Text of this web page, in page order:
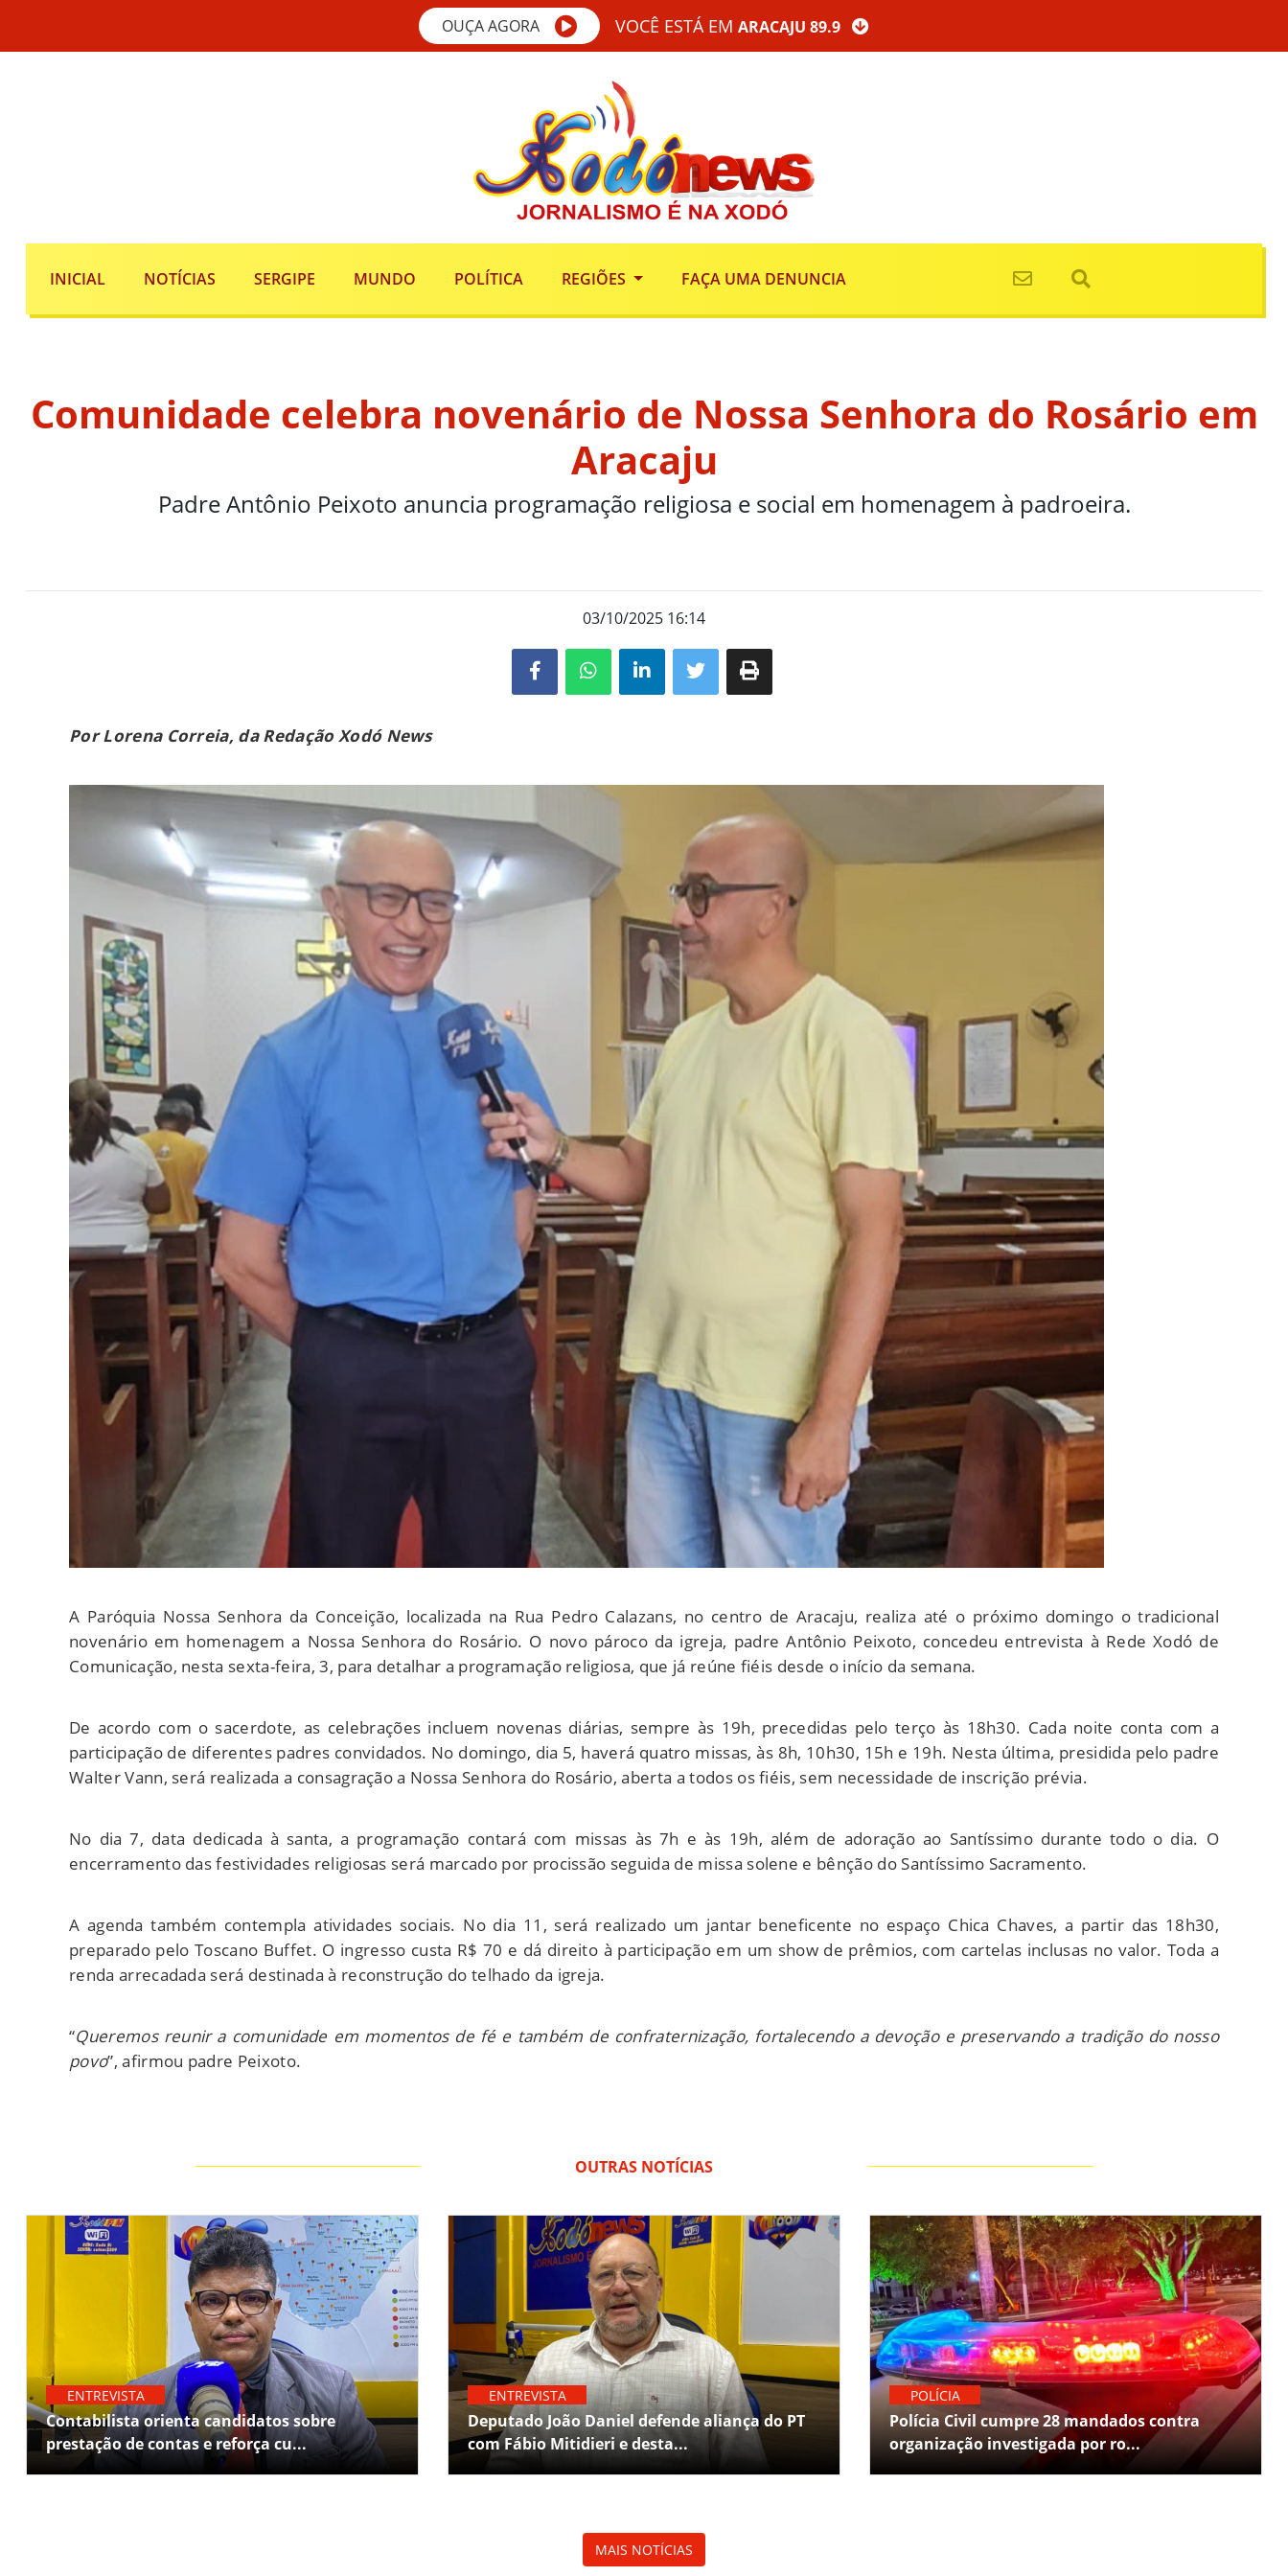
OUÇA AGORA VOCÊ ESTÁ EM ARACAJU 89.9
INICIAL NOTÍCIAS SERGIPE MUNDO POLÍTICA REGIÕES FAÇA UMA DENUNCIA
Comunidade celebra novenário de Nossa Senhora do Rosário em
Aracaju
Padre Antônio Peixoto anuncia programação religiosa e social em homenagem à padroeira.
03/10/2025 16:14
Por Lorena Correia, da Redação Xodó News
A Paróquia Nossa Senhora da Conceição, localizada na Rua Pedro Calazans, no centro de Aracaju, realiza até o próximo domingo o tradicional
novenário em homenagem a Nossa Senhora do Rosário. O novo pároco da igreja, padre Antônio Peixoto, concedeu entrevista à Rede Xodó de
Comunicação, nesta sexta-feira, 3, para detalhar a programação religiosa, que já reúne fiéis desde o início da semana.
De acordo com o sacerdote, as celebrações incluem novenas diárias, sempre às 19h, precedidas pelo terço às 18h30. Cada noite conta com a
participação de diferentes padres convidados. No domingo, dia 5, haverá quatro missas, às 8h, 10h30, 15h e 19h. Nesta última, presidida pelo padre
Walter Vann, será realizada a consagração a Nossa Senhora do Rosário, aberta a todos os fiéis, sem necessidade de inscrição prévia.
No dia 7, data dedicada à santa, a programação contará com missas às 7h e às 19h, além de adoração ao Santíssimo durante todo o dia. O
encerramento das festividades religiosas será marcado por procissão seguida de missa solene e bênção do Santíssimo Sacramento.
A agenda também contempla atividades sociais. No dia 11, será realizado um jantar beneficente no espaço Chica Chaves, a partir das 18h30,
preparado pelo Toscano Buffet. O ingresso custa R$ 70 e dá direito à participação em um show de prêmios, com cartelas inclusas no valor. Toda a
renda arrecadada será destinada à reconstrução do telhado da igreja.
“Queremos reunir a comunidade em momentos de fé e também de confraternização, fortalecendo a devoção e preservando a tradição do nosso
povo”, afirmou padre Peixoto.
OUTRAS NOTÍCIAS
ENTREVISTA
Contabilista orienta candidatos sobre
prestação de contas e reforça cu...
ENTREVISTA
Deputado João Daniel defende aliança do PT
com Fábio Mitidieri e desta...
POLÍCIA
Polícia Civil cumpre 28 mandados contra
organização investigada por ro...
MAIS NOTÍCIAS